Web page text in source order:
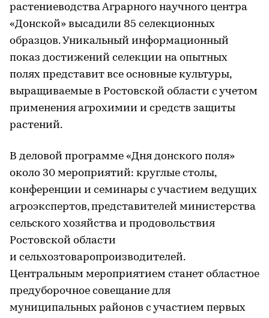
растениеводства Аграрного научного центра
«Донской» высадили 85 селекционных
образцов. Уникальный информационный
показ достижений селекции на опытных
полях представит все основные культуры,
выращиваемые в Ростовской области с учетом
применения агрохимии и средств защиты
растений.
В деловой программе «Дня донского поля»
около 30 мероприятий: круглые столы,
конференции и семинары с участием ведущих
агроэкспертов, представителей министерства
сельского хозяйства и продовольствия
Ростовской области
и сельхозтоваропроизводителей.
Центральным мероприятием станет областное
предуборочное совещание для
муниципальных районов с участием первых